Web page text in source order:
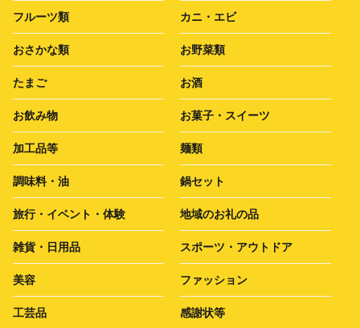
フルーツ類 カニ・エビ
おさかな類 お野菜類
たまご お酒
お飲み物 お菓子・スイーツ
加工品等 麺類
調味料・油 鍋セット
旅行・イベント・体験 地域のお礼の品
雑貨・日用品 スポーツ・アウトドア
美容 ファッション
工芸品 感謝状等